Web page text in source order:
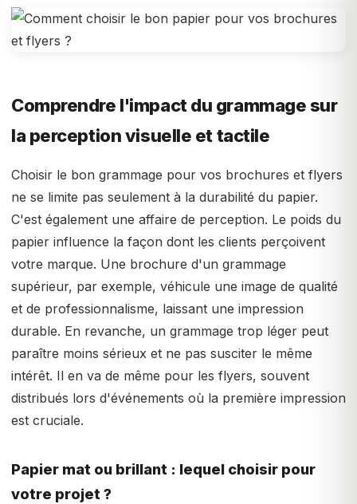
Comprendre l'impact du grammage sur
la perception visuelle et tactile
Choisir le bon grammage pour vos brochures et flyers
ne se limite pas seulement à la durabilité du papier.
C'est également une affaire de perception. Le poids du
papier influence la façon dont les clients perçoivent
votre marque. Une brochure d'un grammage
supérieur, par exemple, véhicule une image de qualité
et de professionnalisme, laissant une impression
durable. En revanche, un grammage trop léger peut
paraître moins sérieux et ne pas susciter le même
intérêt. Il en va de même pour les flyers, souvent
distribués lors d'événements où la première impression
est cruciale.
Papier mat ou brillant : lequel choisir pour
votre projet ?